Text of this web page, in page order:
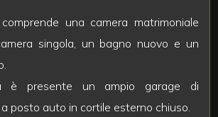
una camera matrimoniale
singola, un bagno nuovo e un
è presente un ampio garage di
posto auto in cortile esterno chiuso.